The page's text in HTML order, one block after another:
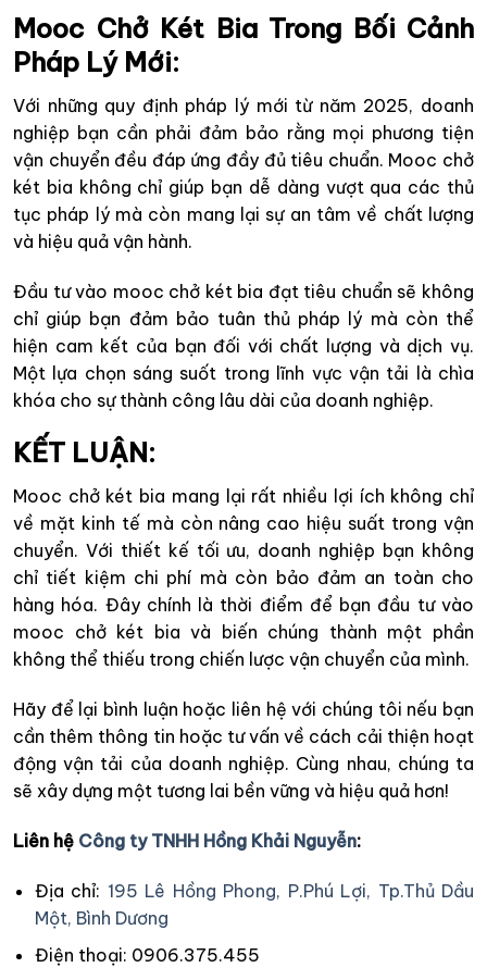
Mooc Chở Két Bia Trong Bối Cảnh
Pháp Lý Mới:
Với những quy định pháp lý mới từ năm 2025, doanh
nghiệp bạn cần phải đảm bảo rằng mọi phương tiện
vận chuyển đều đáp ứng đầy đủ tiêu chuẩn. Mooc chở
két bia không chỉ giúp bạn dễ dàng vượt qua các thủ
tục pháp lý mà còn mang lại sự an tâm về chất lượng
và hiệu quả vận hành.
Đầu tư vào mooc chở két bia đạt tiêu chuẩn sẽ không
chỉ giúp bạn đảm bảo tuân thủ pháp lý mà còn thể
hiện cam kết của bạn đối với chất lượng và dịch vụ.
Một lựa chọn sáng suốt trong lĩnh vực vận tải là chìa
khóa cho sự thành công lâu dài của doanh nghiệp.
KẾT LUẬN:
Mooc chở két bia mang lại rất nhiều lợi ích không chỉ
về mặt kinh tế mà còn nâng cao hiệu suất trong vận
chuyển. Với thiết kế tối ưu, doanh nghiệp bạn không
chỉ tiết kiệm chi phí mà còn bảo đảm an toàn cho
hàng hóa. Đây chính là thời điểm để bạn đầu tư vào
mooc chở két bia và biến chúng thành một phần
không thể thiếu trong chiến lược vận chuyển của mình.
Hãy để lại bình luận hoặc liên hệ với chúng tôi nếu bạn
cần thêm thông tin hoặc tư vấn về cách cải thiện hoạt
động vận tải của doanh nghiệp. Cùng nhau, chúng ta
sẽ xây dựng một tương lai bền vững và hiệu quả hơn!
Liên hệ Công ty TNHH Hồng Khải Nguyễn:
Địa chỉ: 195 Lê Hồng Phong, P.Phú Lợi, Tp.Thủ Dầu
Một, Bình Dương
Điện thoại: 0906.375.455